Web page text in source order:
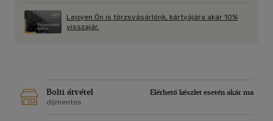
élt meg.
Legyen Ön is törzsvásárlónk, kártyájára akár 10%
visszajár.
Bolti átvétel
Elérhető készlet esetén akár ma
díjmentes